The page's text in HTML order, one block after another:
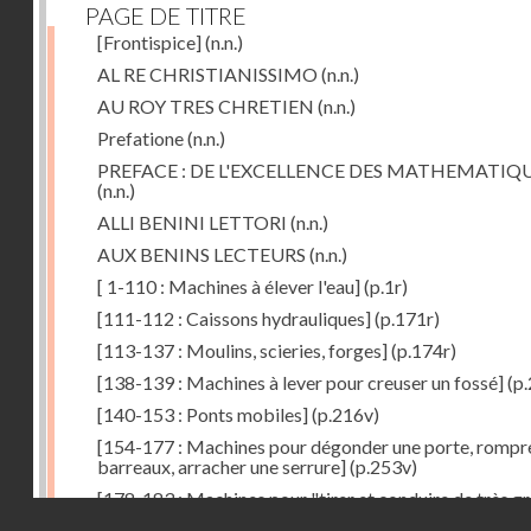
PAGE DE TITRE
[Frontispice](n.n.)
AL RE CHRISTIANISSIMO (n.n.)
AU ROY TRES CHRETIEN (n.n.)
Prefatione(n.n.)
PREFACE : DE L'EXCELLENCE DES
(n.n.)
ALLI BENINI LETTORI (n.n.)
AUX BENINS LECTEURS (n.n.)
[ 1-110 : Machines à élever l'eau](p.1r)
[111-112 : Caissons hydrauliques](p.171r)
[113-137 : Moulins, scieries, forges](p.174r)
[138-139 : Machines à lever pour creuser un fossé]
[140-153 : Ponts mobiles](p.216v)
[154-177 : Machines pour dégonder une porte,
barreaux, arracher une serrure](p.253v)
[178-183 : Machines pour "tirer et conduire de très